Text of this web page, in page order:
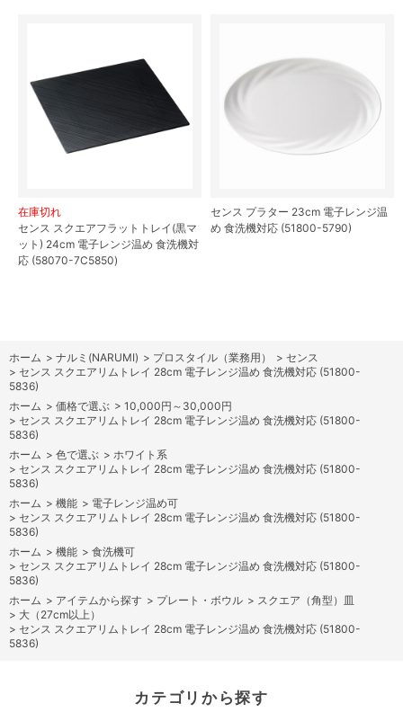
在庫切れ
センス スクエアフラットトレイ(黒マ
ット) 24cm 電子レンジ温め 食洗機対
応 (58070-7C5850)
センス プラター 23cm 電子レンジ温
め 食洗機対応 (51800-5790)
ホーム > ナルミ(NARUMI) > プロスタイル（業務用） > センス
> センス スクエアリムトレイ 28cm 電子レンジ温め 食洗機対応 (51800-
5836)
ホーム > 価格で選ぶ > 10,000円～30,000円
> センス スクエアリムトレイ 28cm 電子レンジ温め 食洗機対応 (51800-
5836)
ホーム > 色で選ぶ > ホワイト系
> センス スクエアリムトレイ 28cm 電子レンジ温め 食洗機対応 (51800-
5836)
ホーム > 機能 > 電子レンジ温め可
> センス スクエアリムトレイ 28cm 電子レンジ温め 食洗機対応 (51800-
5836)
ホーム > 機能 > 食洗機可
> センス スクエアリムトレイ 28cm 電子レンジ温め 食洗機対応 (51800-
5836)
ホーム > アイテムから探す > プレート・ボウル > スクエア（角型）皿
> 大（27cm以上）
> センス スクエアリムトレイ 28cm 電子レンジ温め 食洗機対応 (51800-
5836)
カテゴリから探す